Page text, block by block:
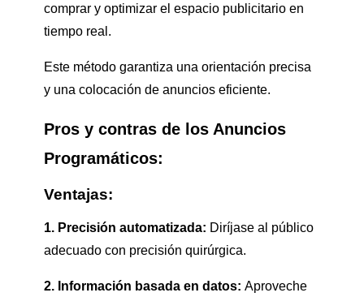
comprar y optimizar el espacio publicitario en
tiempo real.
Este método garantiza una orientación precisa
y una colocación de anuncios eficiente.
Pros y contras de los Anuncios
Programáticos:
Ventajas:
1. Precisión automatizada: Diríjase al público
adecuado con precisión quirúrgica.
2. Información basada en datos: Aproveche